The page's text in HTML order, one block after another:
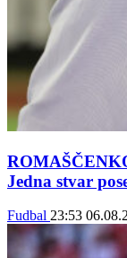
Jedna stvar
Fudbal 23:53